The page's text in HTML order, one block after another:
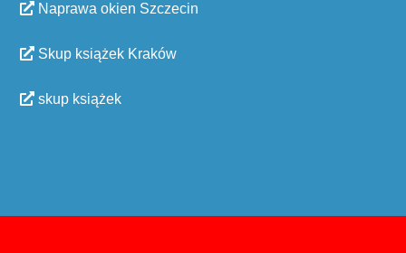
Naprawa okien Szczecin
Skup książek Kraków
skup książek